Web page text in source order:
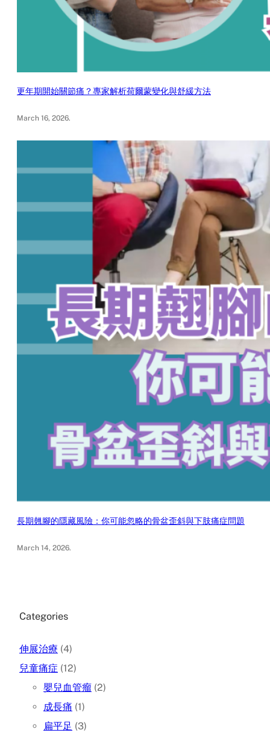
更年期開始關節痛？專家解析荷爾蒙變化與舒緩方法
March 16, 2026.
長期翹腳的隱藏風險：你可能忽略的骨盆歪斜與下肢痛症問題
March 14, 2026.
Categories
伸展治療 (4)
兒童痛症 (12)
嬰兒血管瘤 (2)
成長痛 (1)
扁平足 (3)